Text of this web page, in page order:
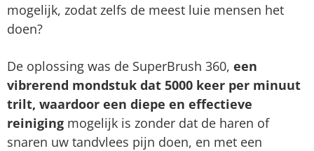
mogelijk, zodat zelfs de meest luie mensen het
doen?
De oplossing was de SuperBrush 360, een
vibrerend mondstuk dat 5000 keer per minuut
trilt, waardoor een diepe en effectieve
reiniging mogelijk is zonder dat de haren of
snaren uw tandvlees pijn doen, en met een